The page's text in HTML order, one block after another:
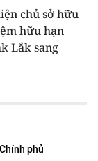
chủ sở hữu
hữu hạn
Lắk sang
phủ